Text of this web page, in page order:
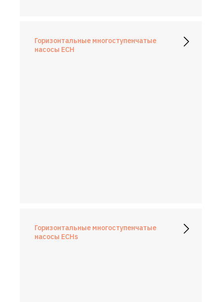
Горизонтальные многоступенчатые
насосы ECH
Горизонтальные многоступенчатые
насосы ECHs